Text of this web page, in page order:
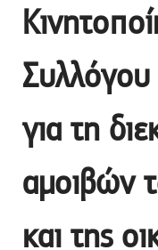
για τη
αμοιβών
και της